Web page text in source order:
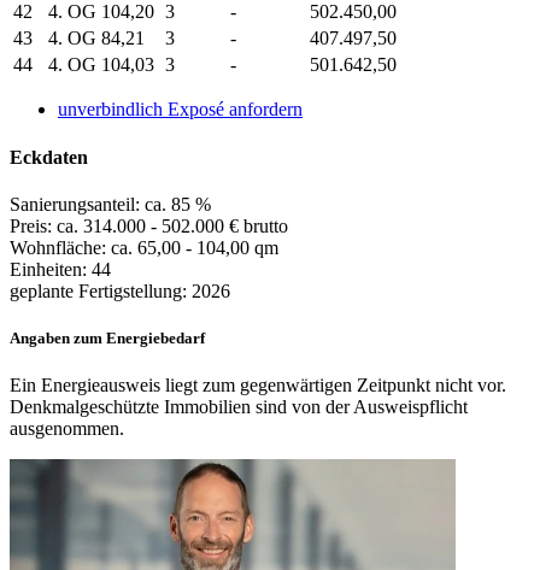
42
4. OG 104,20 3 -
502.450,00
43
4. OG 84,21 3 -
407.497,50
44
4. OG 104,03 3 - 501.642,50
unverbindlich Exposé anfordern
Eckdaten
Sanierungsanteil: ca. 85 %
Preis: ca. 314.000 - 502.000 € brutto
Wohnfläche: ca. 65,00 - 104,00 qm
Einheiten: 44
geplante Fertigstellung: 2026
Angaben zum Energiebedarf
Ein Energieausweis liegt zum gegenwärtigen Zeitpunkt nicht vor.
Denkmalgeschützte Immobilien sind von der Ausweispflicht
ausgenommen.